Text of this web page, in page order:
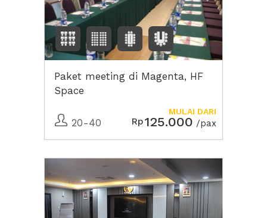
Paket meeting di Magenta, HF
Space
20-40 Rp125.000 /pax
MULAI DARI
Previous